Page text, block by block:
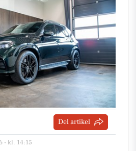
Del artikel
- kl. 14:15